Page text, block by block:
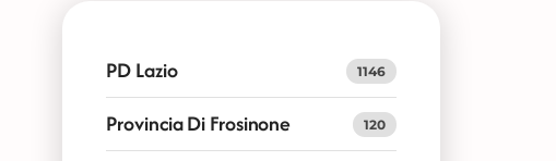
PD Lazio 1146
Provincia Di Frosinone 120